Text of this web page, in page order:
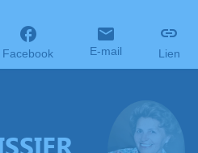
Facebook E-mail Lien